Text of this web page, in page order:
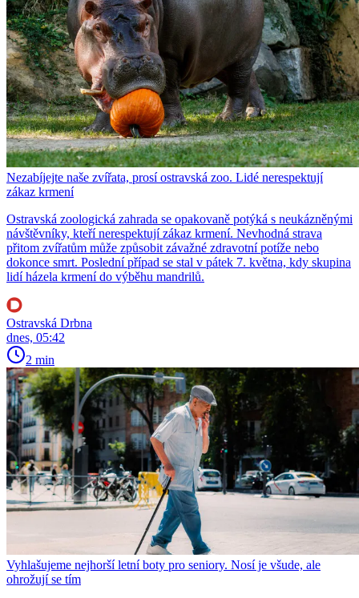
Nezabíjejte naše zvířata, prosí ostravská zoo. Lidé nerespektují
zákaz krmení
Ostravská zoologická zahrada se opakovaně potýká s neukázněnými
návštěvníky, kteří nerespektují zákaz krmení. Nevhodná strava
přitom zvířatům může způsobit závažné zdravotní potíže nebo
dokonce smrt. Poslední případ se stal v pátek 7. května, kdy skupina
lidí házela krmení do výběhu mandrilů.
Ostravská Drbna
dnes, 05:42
2 min
Vyhlašujeme nejhorší letní boty pro seniory. Nosí je všude, ale
ohrožují se tím